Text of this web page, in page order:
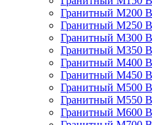
Гранитный М200
Гранитный М250
Гранитный М300
Гранитный М350
Гранитный М400
Гранитный М450
Гранитный М500
Гранитный М550
Гранитный М600